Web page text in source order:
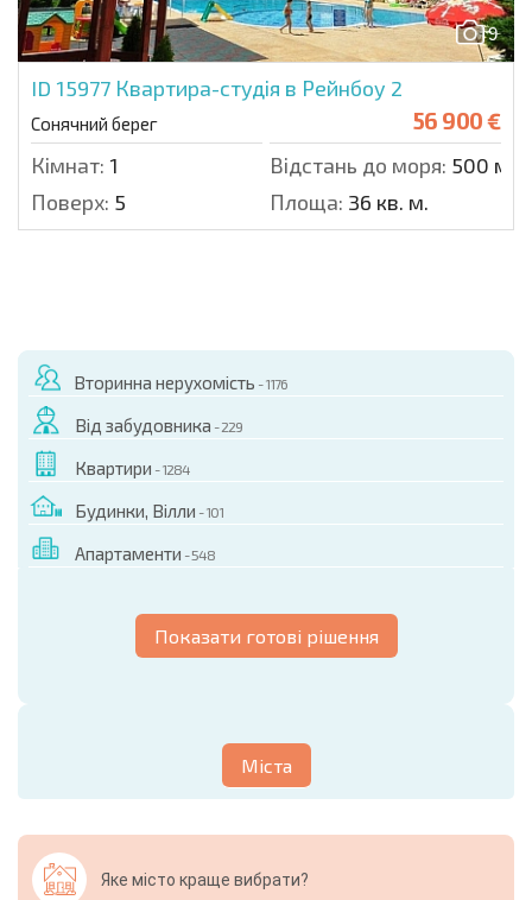
9
ID 15977 Квартира-студія в Рейнбоу 2
Сонячний берег 56 900 €
Кімнат: 1 Відстань до моря: 500 м.
Поверх: 5 Площа: 36 кв. м.
Вторинна нерухомість - 1176
Від забудовника - 229
Квартири - 1284
Будинки, Вілли - 101
Апартаменти - 548
Показати готові рішення
Міста
Яке місто краще вибрати?